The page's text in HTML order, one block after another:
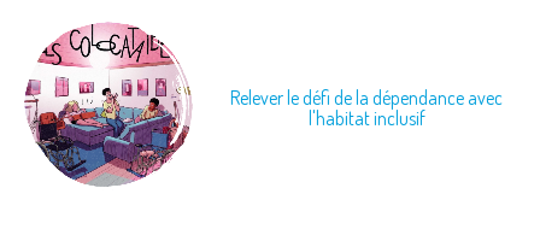
Relever le défi de la dépendance avec
l'habitat inclusif